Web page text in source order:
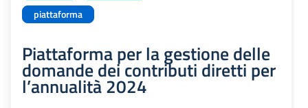
piattaforma
Piattaforma per la gestione delle
domande dei contributi diretti per
l’annualità 2024